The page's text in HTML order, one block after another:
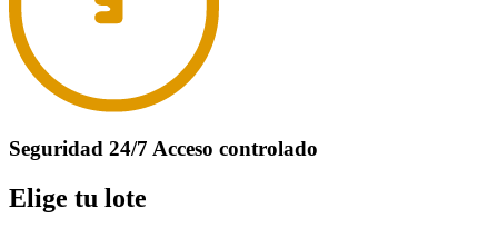
Seguridad 24/7 Acceso controlado
Elige tu lote